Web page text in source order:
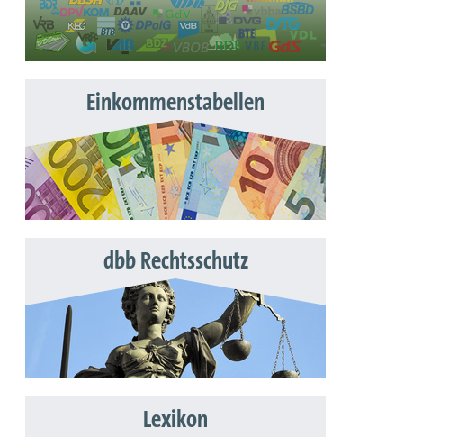
Einkommenstabellen
dbb Rechtsschutz
Lexikon